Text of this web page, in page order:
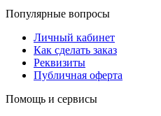
Популярные вопросы
Личный кабинет
Как сделать заказ
Реквизиты
Публичная оферта
Помощь и сервисы